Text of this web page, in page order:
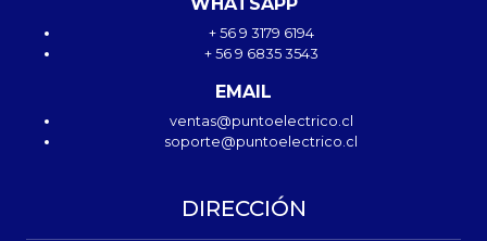
+ 56 9 3179 6194
+ 56 9 6835 3543
EMAIL
ventas@puntoelectrico.cl
soporte@puntoelectrico.cl
DIRECCIÓN